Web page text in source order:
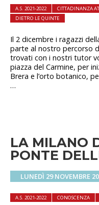
A.S. 2021-2022 CITTADINANZA
DIETRO LE QUINTE
Il 2 dicembre i ragazzi
parte al nostro percorso
trovati con i nostri tutor
piazza del Carmine, per
Brera e l’orto botanico,
…
LA MILANO
PONTE
LUNEDÌ 29 NOVEMBRE
A.S. 2021-2022 CONOSCENZA